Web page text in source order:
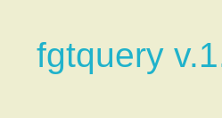
fgtquery